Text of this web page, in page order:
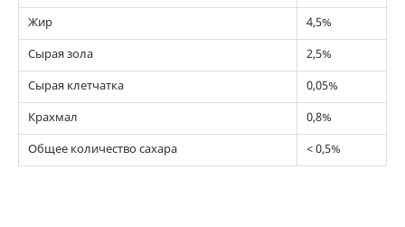
Жир
4,5%
Сырая зола
2,5%
Сырая клетчатка
0,05%
Крахмал
0,8%
Общее количество сахара
< 0,5%